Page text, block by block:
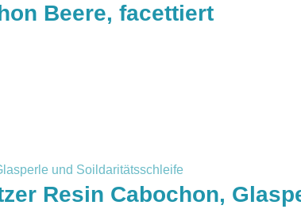
Beere, facettiert
Resin Cabochon,